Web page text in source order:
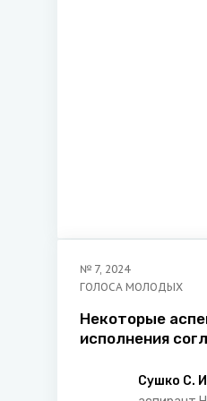
№ 7, 2024
ГОЛОСА МОЛОДЫХ
Некоторые
исполнения
Сушко С.